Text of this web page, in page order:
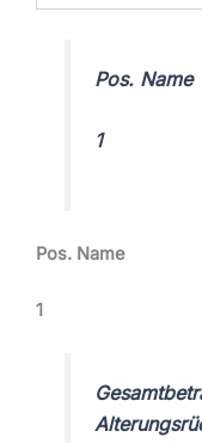
Pos. Name
1
Pos. Name
1